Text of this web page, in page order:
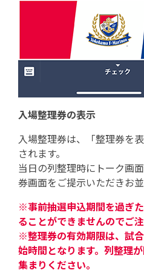
入場整理券の表示
入場整理券は、「整理券を
されます。
当日の列整理時にトーク画
券画面をご提示いただきお並
※事前抽選申込期間を過ぎ
ることができませんのでご注
※整理券の有効期限は、試
始時間となります。列整理
集まりください。